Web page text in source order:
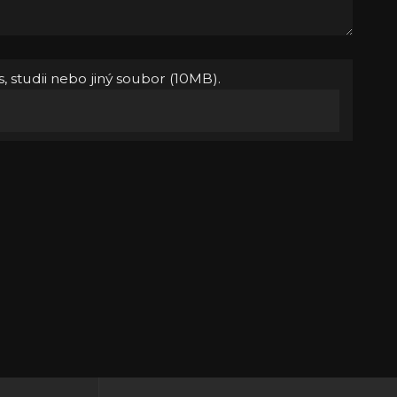
studii nebo jiný soubor (10MB).